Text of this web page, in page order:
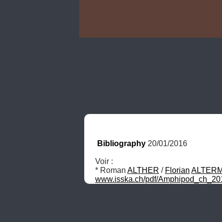
Bibliography 20/01/2016
Voir :
* Roman ALTHER / Florian
www.isska.ch/pdf/